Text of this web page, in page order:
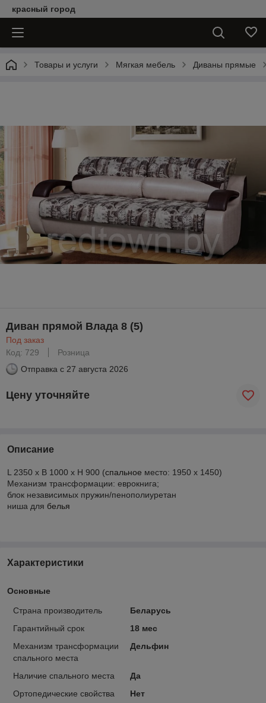
красный город
Товары и услуги Мягкая мебель Диваны прямые
Диван прямой Влада 8 (5)
Под заказ
Код: 729
Розница
Отправка с 27 августа 2026
Цену уточняйте
Описание
L 2350 x B 1000 x H 900 (спальное место: 1950 х 1450)
Механизм трансформации: еврокнига;
блок независимых пружин/пенополиуретан
ниша для белья
Характеристики
Основные
Страна производитель
Беларусь
Гарантийный срок
18 мес
Механизм трансформации
спального места
Дельфин
Наличие спального места
Да
Ортопедические свойства
Нет